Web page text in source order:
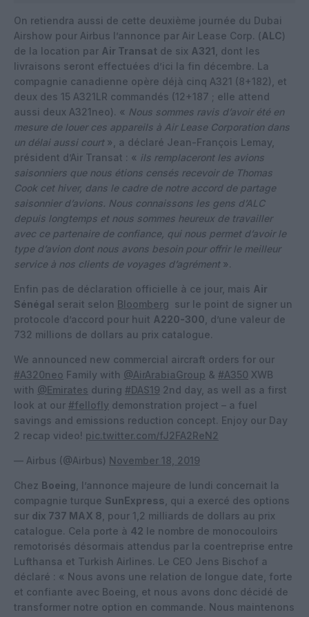
On retiendra aussi de cette deuxième journée du Dubai
Airshow pour Airbus l’annonce par Air Lease Corp. (ALC)
de la location par Air Transat de six A321 , dont les
livraisons seront effectuées d’ici la fin décembre. La
compagnie canadienne opère déjà cinq A321 (8+182), et
deux des 15 A321LR commandés (12+187 ; elle attend
aussi deux A321neo). « Nous sommes ravis d’avoir été en
mesure de louer ces appareils à Air Lease Corporation dans
un délai aussi court », a déclaré Jean-François Lemay,
président d’Air Transat : « ils remplaceront les avions
saisonniers que nous étions censés recevoir de Thomas
Cook cet hiver, dans le cadre de notre accord de partage
saisonnier d’avions. Nous connaissons les gens d’ALC
depuis longtemps et nous sommes heureux de travailler
avec ce partenaire de confiance, qui nous permet d’avoir le
type d’avion dont nous avons besoin pour offrir le meilleur
service à nos clients de voyages d’agrément ».
Enfin pas de déclaration officielle à ce jour, mais Air
Sénégal serait selon Bloomberg sur le point de signer un
protocole d’accord pour huit A220-300 , d’une valeur de
732 millions de dollars au prix catalogue.
We announced new commercial aircraft orders for our
#A320neo Family with @AirArabiaGroup & #A350 XWB
with @Emirates during #DAS19 2nd day, as well as a first
look at our #fellofly demonstration project – a fuel
savings and emissions reduction concept. Enjoy our Day
2 recap video! pic.twitter.com/fJ2FA2ReN2
— Airbus (@Airbus) November 18, 2019
Chez Boeing , l’annonce majeure de lundi concernait la
compagnie turque SunExpress , qui a exercé des options
sur dix 737 MAX 8 , pour 1,2 milliards de dollars au prix
catalogue. Cela porte à 42 le nombre de monocouloirs
remotorisés désormais attendus par la coentreprise entre
Lufthansa et Turkish Airlines. Le CEO Jens Bischof a
déclaré : « Nous avons une relation de longue date, forte
et confiante avec Boeing, et nous avons donc décidé de
transformer notre option en commande. Nous maintenons